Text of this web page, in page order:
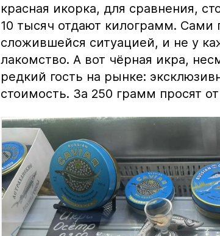
красная икорка, для сравнения,
10 тысяч отдают килограмм.
сложившейся ситуацией, и не у
лакомство. А вот чёрная икра,
редкий гость на рынке:
стоимость. За 250 грамм просят